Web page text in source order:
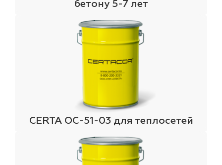
бетону 5-7 лет
CERTA ОС-51-03 для теплосетей